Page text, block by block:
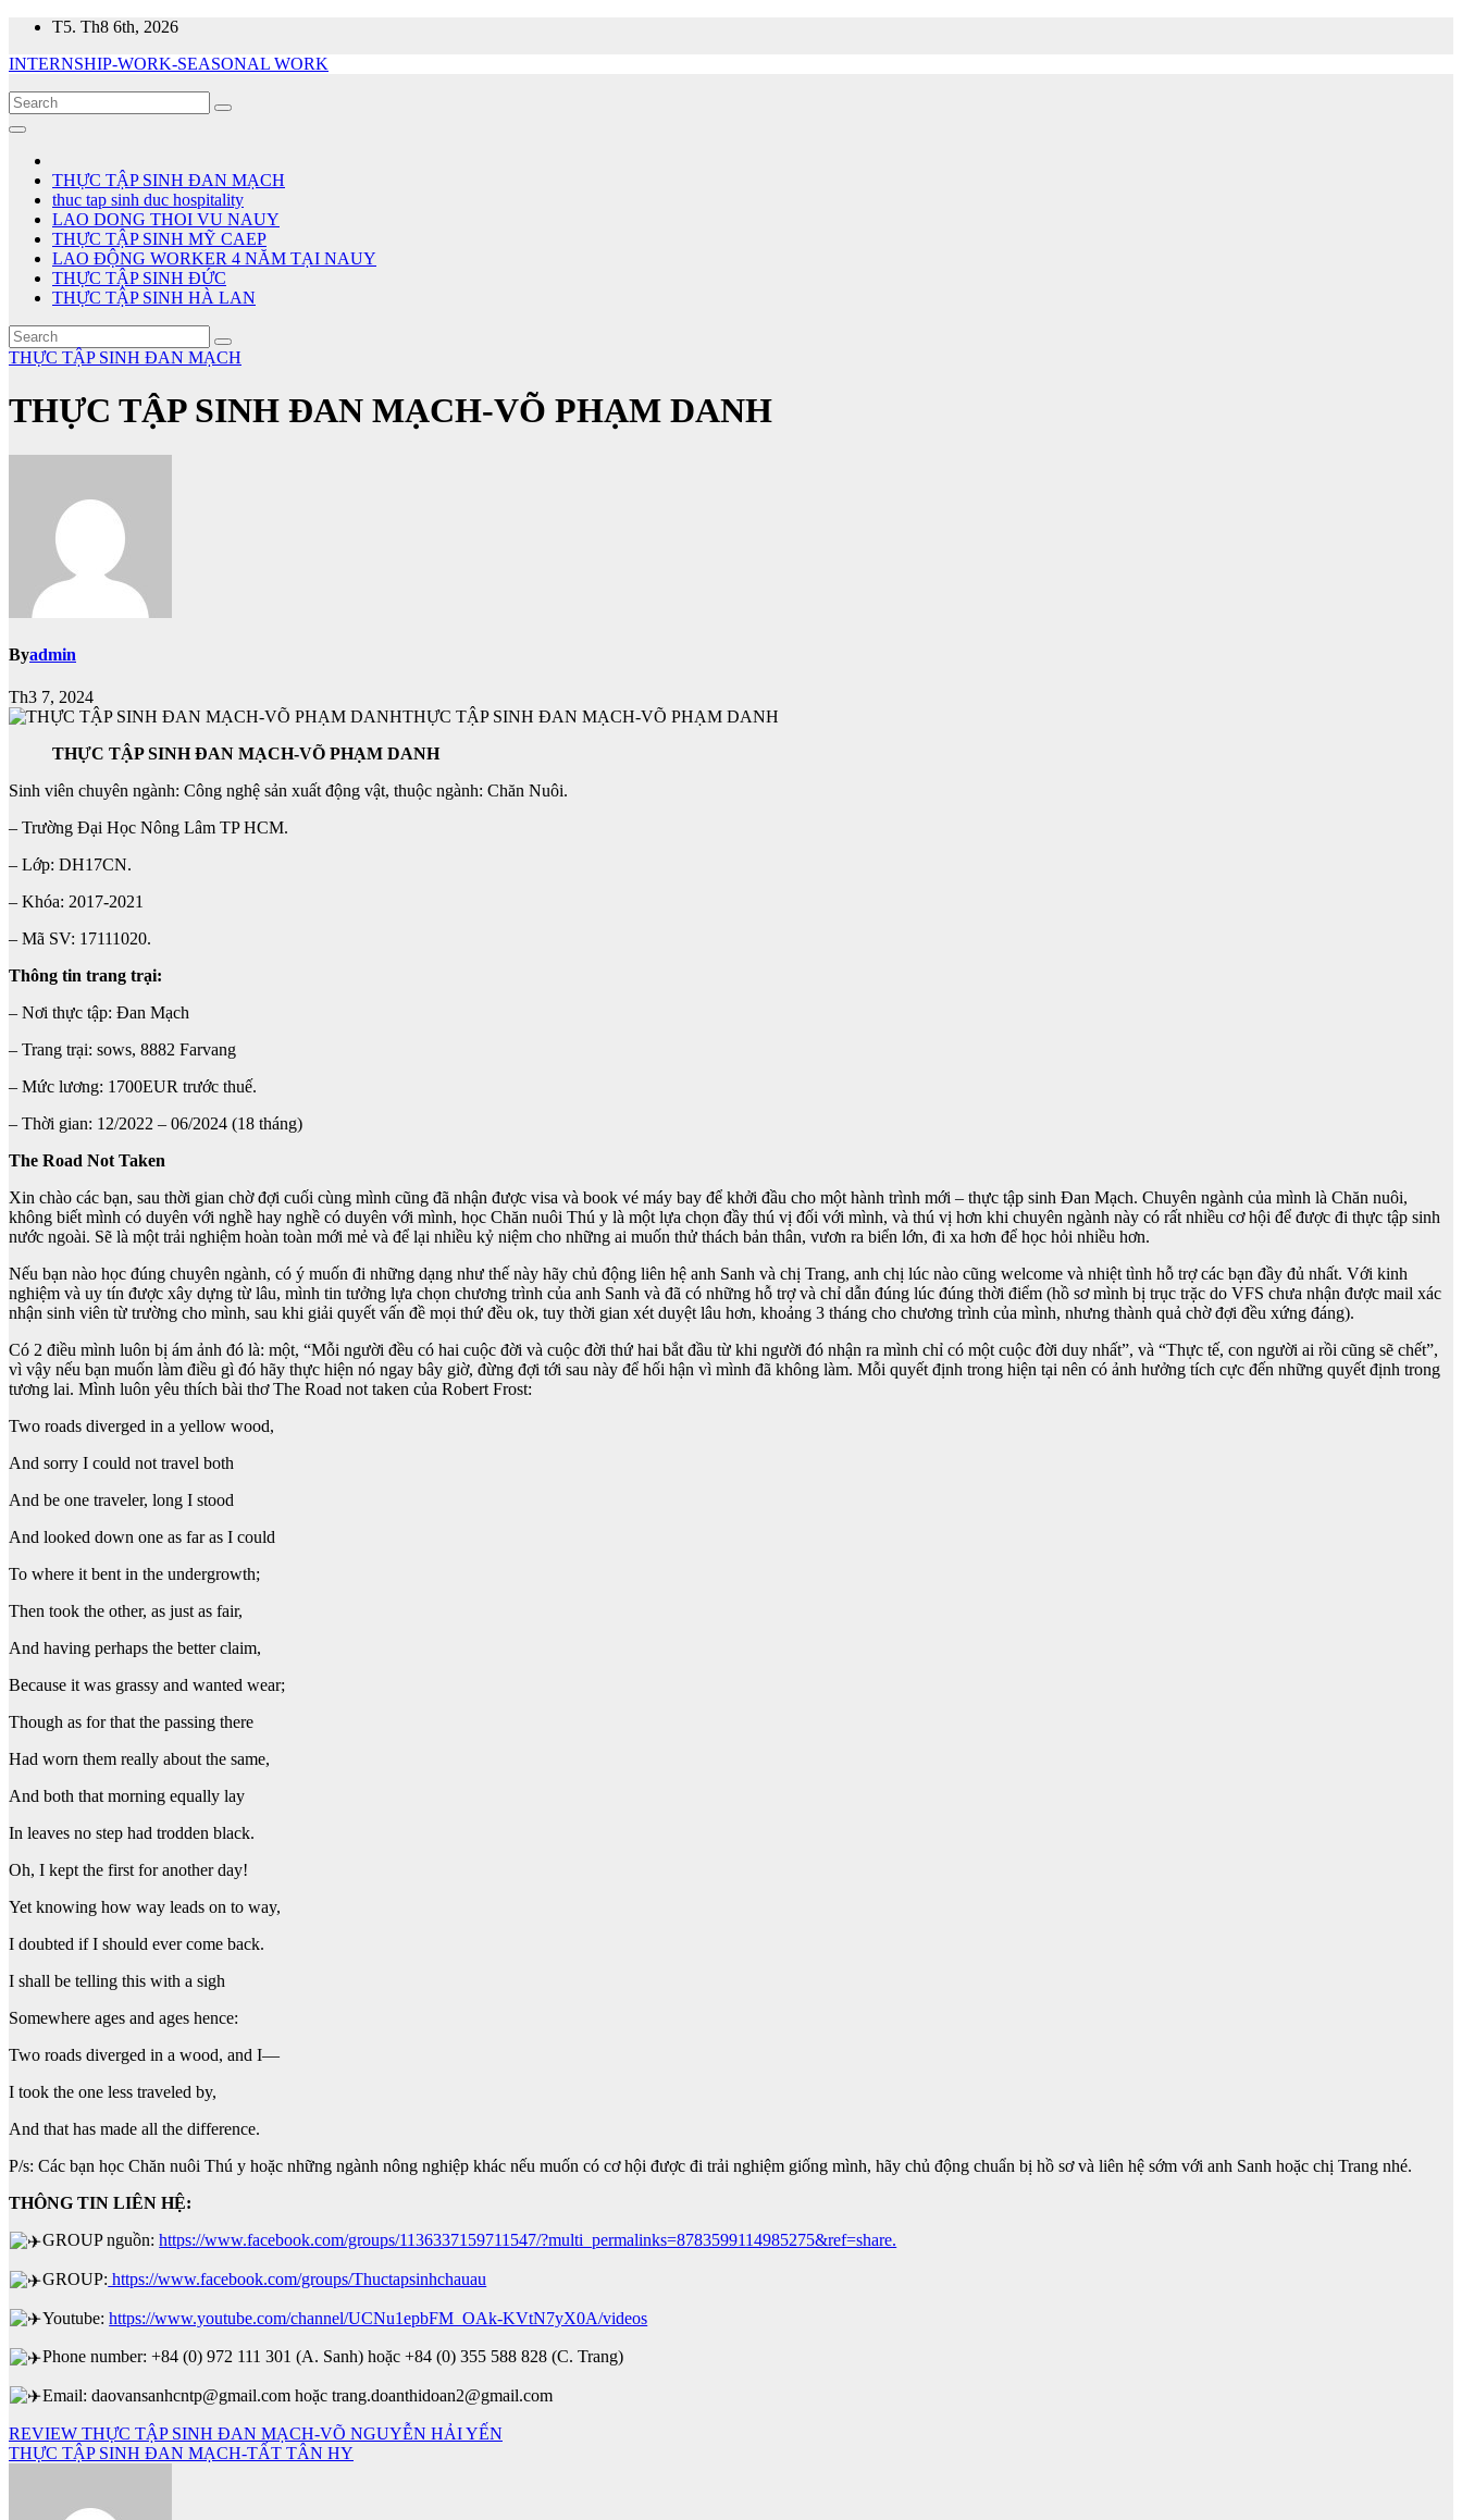
Skip
content
T5. Th8 6th, 2026
INTERNSHIP-WORK-SEASONAL WORK
THỰC TẬP SINH ĐAN MẠCH
thuc tap sinh duc hospitality
LAO DONG THOI VU NAUY
THỰC TẬP SINH MỸ CAEP
LAO ĐỘNG WORKER 4 NĂM TẠI NAUY
THỰC TẬP SINH ĐỨC
THỰC TẬP SINH HÀ LAN
THỰC TẬP SINH ĐAN MẠCH
THỰC TẬP SINH ĐAN MẠCH-VÕ PHẠM DANH
Byadmin
Th3 7, 2024
THỰC TẬP SINH ĐAN MẠCH-VÕ PHẠM DANH
THỰC TẬP SINH ĐAN MẠCH-VÕ PHẠM DANH
Sinh viên chuyên ngành: Công nghệ sản xuất động vật, thuộc ngành: Chăn Nuôi.
– Trường Đại Học Nông Lâm TP HCM.
– Lớp: DH17CN.
– Khóa: 2017-2021
– Mã SV: 17111020.
Thông tin trang trại:
– Nơi thực tập: Đan Mạch
– Trang trại: sows, 8882 Farvang
– Mức lương: 1700EUR trước thuế.
– Thời gian: 12/2022 – 06/2024 (18 tháng)
The Road Not Taken
Xin chào các bạn, sau thời gian chờ đợi cuối cùng mình cũng đã nhận được visa và book vé máy bay để khởi đầu cho một hành trình mới – thực tập sinh Đan Mạch. Chuyên ngành của mình là Chăn nuôi,
không biết mình có duyên với nghề hay nghề có duyên với mình, học Chăn nuôi Thú y là một lựa chọn đầy thú vị đối với mình, và thú vị hơn khi chuyên ngành này có rất nhiều cơ hội để được đi thực tập sinh
nước ngoài. Sẽ là một trải nghiệm hoàn toàn mới mẻ và để lại nhiều kỷ niệm cho những ai muốn thử thách bản thân, vươn ra biển lớn, đi xa hơn để học hỏi nhiều hơn.
Nếu bạn nào học đúng chuyên ngành, có ý muốn đi những dạng như thế này hãy chủ động liên hệ anh Sanh và chị Trang, anh chị lúc nào cũng welcome và nhiệt tình hỗ trợ các bạn đầy đủ nhất. Với kinh
nghiệm và uy tín được xây dựng từ lâu, mình tin tưởng lựa chọn chương trình của anh Sanh và đã có những hỗ trợ và chỉ dẫn đúng lúc đúng thời điểm (hồ sơ mình bị trục trặc do VFS chưa nhận được mail xác
nhận sinh viên từ trường cho mình, sau khi giải quyết vấn đề mọi thứ đều ok, tuy thời gian xét duyệt lâu hơn, khoảng 3 tháng cho chương trình của mình, nhưng thành quả chờ đợi đều xứng đáng).
Có 2 điều mình luôn bị ám ảnh đó là: một, “Mỗi người đều có hai cuộc đời và cuộc đời thứ hai bắt đầu từ khi người đó nhận ra mình chỉ có một cuộc đời duy nhất”, và “Thực tế, con người ai rồi cũng sẽ chết”,
vì vậy nếu bạn muốn làm điều gì đó hãy thực hiện nó ngay bây giờ, đừng đợi tới sau này để hối hận vì mình đã không làm. Mỗi quyết định trong hiện tại nên có ảnh hưởng tích cực đến những quyết định trong
tương lai. Mình luôn yêu thích bài thơ The Road not taken của Robert Frost:
Two roads diverged in a yellow wood,
And sorry I could not travel both
And be one traveler, long I stood
And looked down one as far as I could
To where it bent in the undergrowth;
Then took the other, as just as fair,
And having perhaps the better claim,
Because it was grassy and wanted wear;
Though as for that the passing there
Had worn them really about the same,
And both that morning equally lay
In leaves no step had trodden black.
Oh, I kept the first for another day!
Yet knowing how way leads on to way,
I doubted if I should ever come back.
I shall be telling this with a sigh
Somewhere ages and ages hence:
Two roads diverged in a wood, and I—
I took the one less traveled by,
And that has made all the difference.
P/s: Các bạn học Chăn nuôi Thú y hoặc những ngành nông nghiệp khác nếu muốn có cơ hội được đi trải nghiệm giống mình, hãy chủ động chuẩn bị hồ sơ và liên hệ sớm với anh Sanh hoặc chị Trang nhé.
THÔNG TIN LIÊN HỆ:
GROUP nguồn:https://www.facebook.com/groups/1136337159711547/?multi_permalinks=8783599114985275&ref=share.
GROUP: https://www.facebook.com/groups/Thuctapsinhchauau
Youtube:https://www.youtube.com/channel/UCNu1epbFM_OAk-KVtN7yX0A/videos
Phone number: +84 (0) 972 111 301 (A. Sanh) hoặc +84 (0) 355 588 828 (C. Trang)
Email: daovansanhcntp@gmail.com hoặc trang.doanthidoan2@gmail.com
Điều
hướng
REVIEW THỰC TẬP SINH ĐAN MẠCH-VÕ NGUYỄN HẢI YẾN
THỰC TẬP SINH ĐAN MẠCH-TẤT TÂN HY